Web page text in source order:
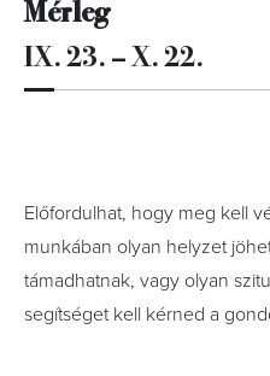
Mérleg
IX. 23. – X. 22.
Előfordulhat, hogy meg kell
munkában olyan helyzet
támadhatnak, vagy olyan
segítséget kell kérned a